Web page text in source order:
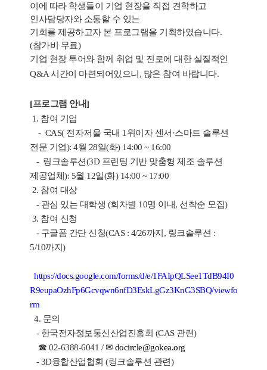
이에 따라 학생들이 기업 현장을 직접 견학하고
인사담당자와 소통할 수 있는
기회를 제공하고자 본 프로그램을 기획하였습니다.
(참가비 무료)
기업 현장 투어와 함께 취업 및 진로에 대한 실질적인
Q&A 시간이 마련되어있으니, 많은 참여 바랍니다.
[프로그램 안내]
1. 참여 기업
- CAS( 전자저울 국내 1위이자 센서·스마트 솔루션
전문 기업): 4월 28일(화) 14:00 ~ 16:00
- 링크솔루션(3D 프린팅 기반 맞춤형 제조 솔루션
제공업체): 5월 12일(화) 14:00 ~ 17:00
2. 참여 대상
- 관심 있는 대학생 (회차별 10명 이내, 선착순 모집)
3. 참여 신청
- 구글폼 간단 신청(CAS : 4/26까지, 링크솔루션 :
5/10까지)
https://docs.google.com/forms/d/e/1FAIpQLSee1TdB94I0
R9eupaOzhFp6Gcvqwn6nfD3EskLgGz3KnG3SBQ/viewfo
rm
4. 문의
- 한국전자정보통신산업진흥회 (CAS 관련)
☎ 02-6388-6041 / ✉ docircle@gokea.org
- 3D융합산업협회 (링크솔루션 관련)